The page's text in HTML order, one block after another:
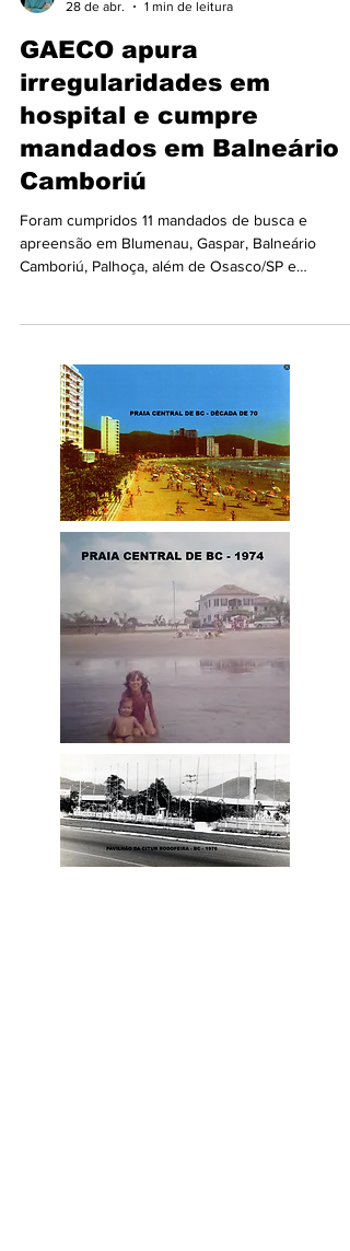
28 de abr.
GAECO apura
irregularidades em
hospital e cumpre
mandados em Balneário
Camboriú
Foram cumpridos 11 mandados de busca e
apreensão em Blumenau, Gaspar, Balneário
Brasília/DF, em investigação que apura a
executar os serviços médicos em um hospital,
indícios de pagamentos indevidos, fluxos
financeiros atípicos, ocultação patrimonial e
pagamentos de propina. A operação foi
em apoio à 4ª Promotoria de Justiça da Comarca
Gaspar. Na manhã desta terça-feira (28/04)